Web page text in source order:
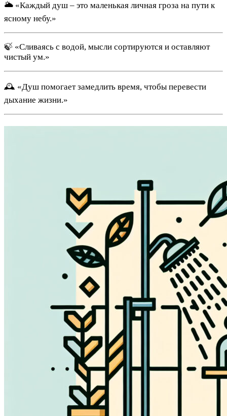
🌥 «Каждый душ – это маленькая личная гроза на пути к
ясному небу.»
🍃 «Сливаясь с водой, мысли сортируются и оставляют
чистый ум.»
🕰 «Душ помогает замедлить время, чтобы перевести
дыхание жизни.»